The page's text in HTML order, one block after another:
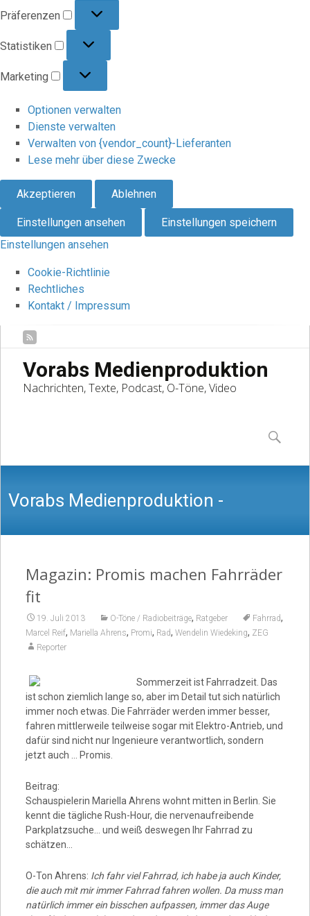
Präferenzen
Statistiken
Marketing
Optionen verwalten
Dienste verwalten
Verwalten von {vendor_count}-Lieferanten
Lese mehr über diese Zwecke
Akzeptieren Ablehnen
Einstellungen ansehen
Einstellungen speichern
Einstellungen ansehen
Cookie-Richtlinie
Rechtliches
Kontakt / Impressum
Vorabs Medienproduktion
Nachrichten, Texte, Podcast, O-Töne, Video
content
Suchen
nach:
Vorabs Medienproduktion -
Nachrichten, Texte, Podcast, O-Töne,
Video
Magazin: Promis machen Fahrräder
fit
19. Juli 2013 O-Töne / Radiobeiträge, Ratgeber Fahrrad,
Marcel Reif, Mariella Ahrens, Promi, Rad, Wendelin Wiedeking, ZEG
Reporter
Sommerzeit ist Fahrradzeit. Das
ist schon ziemlich lange so, aber im Detail tut sich natürlich
immer noch etwas. Die Fahrräder werden immer besser,
fahren mittlerweile teilweise sogar mit Elektro-Antrieb, und
dafür sind nicht nur Ingenieure verantwortlich, sondern
jetzt auch … Promis.
Beitrag:
Schauspielerin Mariella Ahrens wohnt mitten in Berlin. Sie
kennt die tägliche Rush-Hour, die nervenaufreibende
Parkplatzsuche… und weiß deswegen Ihr Fahrrad zu
schätzen…
O-Ton Ahrens: Ich fahr viel Fahrrad, ich habe ja auch Kinder,
die auch mit mir immer Fahrrad fahren wollen. Da muss man
natürlich immer ein bisschen aufpassen, immer das Auge